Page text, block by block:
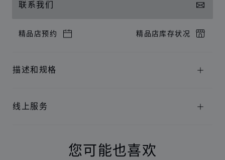
联系我们
精品店预约 精品店库存状况
描述和规格
线上服务
您可能也喜欢